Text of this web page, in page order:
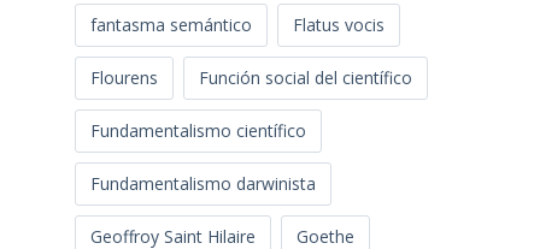
fantasma semántico Flatus vocis
Flourens Función social del científico
Fundamentalismo científico
Fundamentalismo darwinista
Geoffroy Saint Hilaire Goethe